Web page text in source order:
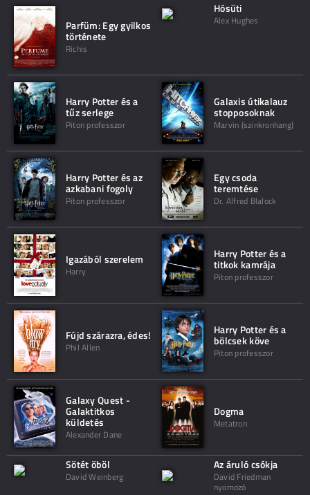
Parfüm: Egy gyilkos
története
Richis
Hósüti
Alex Hughes
Harry Potter és a
tűz serlege
Piton professzor
Galaxis útikalauz
stopposoknak
Marvin (szinkronhang)
Harry Potter és az
azkabani fogoly
Piton professzor
Egy csoda
teremtése
Dr. Alfred Blalock
Igazából szerelem
Harry
Harry Potter és a
titkok kamrája
Piton professzor
Fújd szárazra, édes!
Phil Allen
Harry Potter és a
bölcsek köve
Piton professzor
Galaxy Quest -
Galaktitkos
küldetés
Alexander Dane
Dogma
Metatron
Sötét öböl
David Weinberg
Az áruló csókja
David Friedman
nyomozó